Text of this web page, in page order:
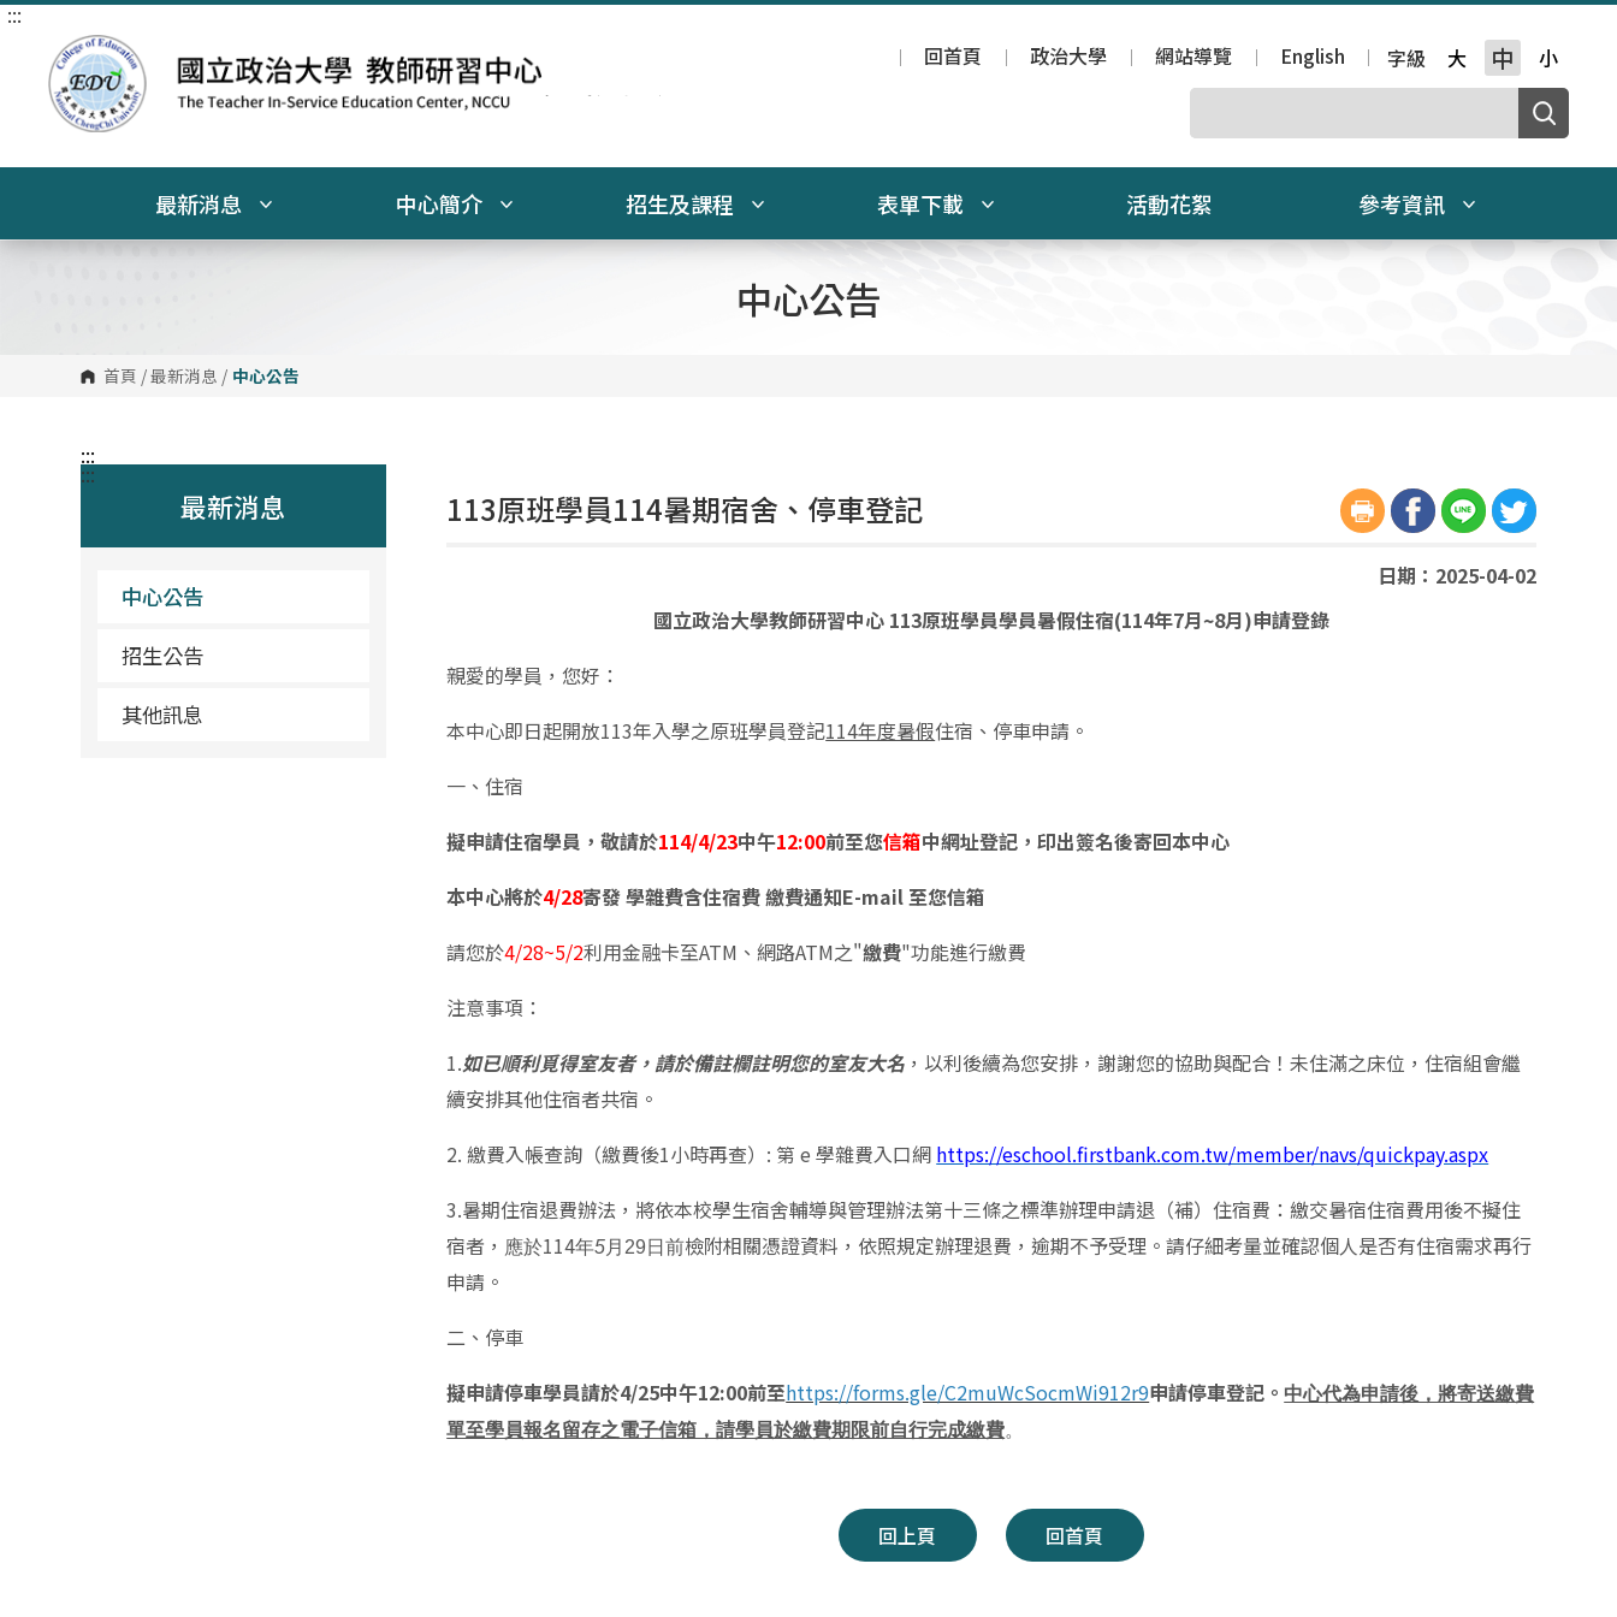
跳
:::
回首頁
政治大學 網站導覽 English 字級 大 中 小
最新消息 中心簡介 招生及課程 表單下載 活動花絮 參考資訊
中心公告
首頁 /最新消息 / 中心公告
:::
最新消息
中心公告
招生公告
其他訊息
:::
113原班學員114暑期宿舍、停車登記
日期：2025-04-02
國立政治大學教師研習中心 113原班學員學員暑假住宿(114年7月~8月)申請登錄
親愛的學員，您好：
本中心即日起開放113年入學之原班學員登記114年度暑假住宿、停車申請。
一、住宿
擬申請住宿學員，敬請於114/4/23中午12:00前至您信箱中網址登記，印出簽名後寄回本中心
本中心將於4/28寄發 學雜費含住宿費 繳費通知E-mail 至您信箱
請您於4/28~5/2利用金融卡至ATM、網路ATM之"繳費"功能進行繳費
注意事項：
1.如已順利覓得室友者，請於備註欄註明您的室友大名 ，以利後續為您安排，謝謝您的協助與配合！未住滿之床位，住宿組會繼
續安排其他住宿者共宿。
2. 繳費入帳查詢（繳費後1小時再查）: 第 e 學雜費入口網 https://eschool.firstbank.com.tw/member/navs/quickpay.aspx
3.暑期住宿退費辦法，將依本校學生宿舍輔導與管理辦法第十三條之標準辦理申請退（補）住宿費：繳交暑宿住宿費用後不擬住
宿者， 應於114年5月29 日前檢附相關憑證資料，依照規定辦理退費，逾期不予受理。請仔細考量並確認個人是否有住宿需求再行
申請。
二、停車
擬申請停車學員請於4/25中午12:00前至https://forms.gle/C2muWcSocmWi912r9申請停車登記。 中心代為申請後，將寄送繳費
單至學員報名留存之電子信箱，請學員於繳費期限前自行完成繳費。
回上頁 回首頁